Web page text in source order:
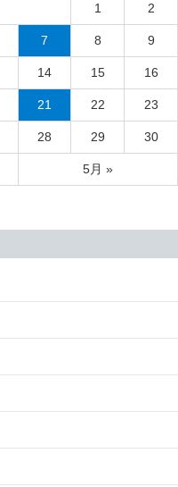
5月 »
1 2
7 8 9
14 15 16
21 22 23
28 29 30